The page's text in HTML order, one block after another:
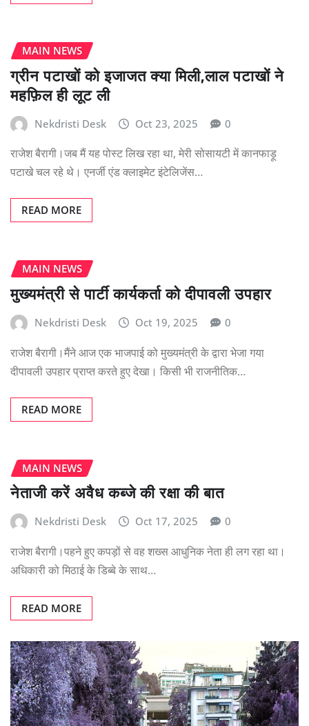
MAIN NEWS
ग्रीन पटाखों को इजाजत क्या मिली,लाल पटाखों ने
महफ़िल ही लूट ली
Nekdristi Desk Oct 23, 2025 0
राजेश बैरागी।जब मैं यह पोस्ट लिख रहा था, मेरी सोसायटी में कानफाड़ू
पटाखे चल रहे थे। एनर्जी एंड क्लाइमेट इंटेलिजेंस…
READ MORE
MAIN NEWS
मुख्यमंत्री से पार्टी कार्यकर्ता को दीपावली उपहार
Nekdristi Desk Oct 19, 2025 0
राजेश बैरागी।मैंने आज एक भाजपाई को मुख्यमंत्री के द्वारा भेजा गया
दीपावली उपहार प्राप्त करते हुए देखा। किसी भी राजनीतिक…
READ MORE
MAIN NEWS
नेताजी करें अवैध कब्जे की रक्षा की बात
Nekdristi Desk Oct 17, 2025 0
राजेश बैरागी।पहने हुए कपड़ों से वह शख्स आधुनिक नेता ही लग रहा था।
अधिकारी को मिठाई के डिब्बे के साथ…
READ MORE